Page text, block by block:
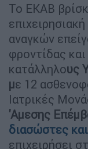
Το ΕΚΑΒ
αναγκών
φροντίδας
κατάλληλους
με 12
Ιατρικές
'Αμεσης
διασώστες
επιχειρήσει